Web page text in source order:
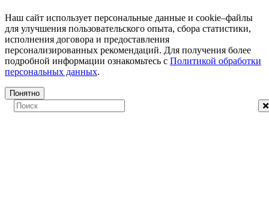
Наш сайт использует персональные данные и cookie–файлы
для улучшения пользовательского опыта, сбора статистики,
исполнения договора и предоставления
персонализированных рекомендаций. Для получения более
подробной информации ознакомьтесь с Политикой обработки
персональных данных.
Понятно